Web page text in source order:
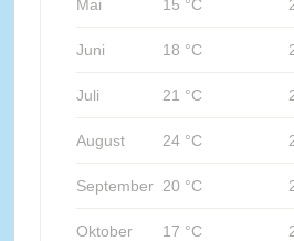
Mai 15 °C
Juni 18 °C
Juli 21 °C
August 24 °C
September 20 °C
Oktober 17 °C